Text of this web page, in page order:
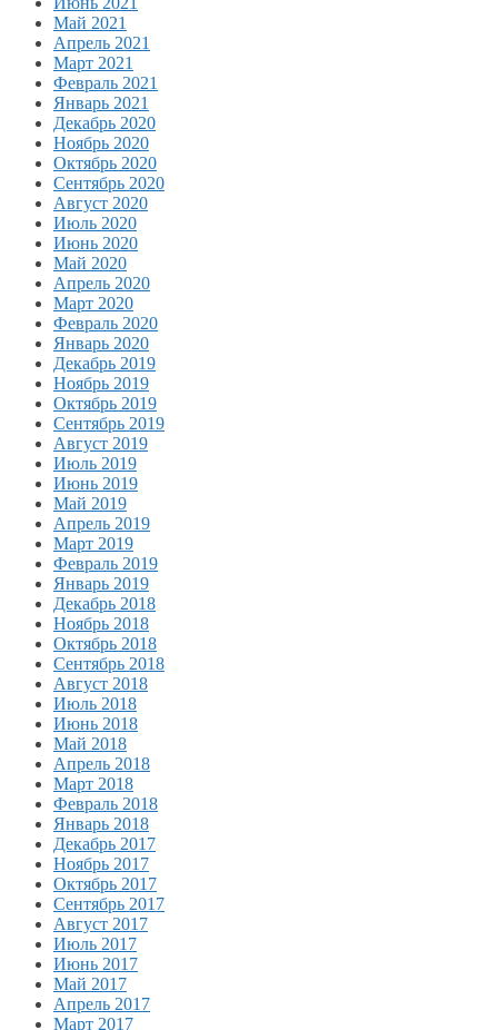
Май 2021
Апрель 2021
Март 2021
Февраль 2021
Январь 2021
Декабрь 2020
Ноябрь 2020
Октябрь 2020
Сентябрь 2020
Август 2020
Июль 2020
Июнь 2020
Май 2020
Апрель 2020
Март 2020
Февраль 2020
Январь 2020
Декабрь 2019
Ноябрь 2019
Октябрь 2019
Сентябрь 2019
Август 2019
Июль 2019
Июнь 2019
Май 2019
Апрель 2019
Март 2019
Февраль 2019
Январь 2019
Декабрь 2018
Ноябрь 2018
Октябрь 2018
Сентябрь 2018
Август 2018
Июль 2018
Июнь 2018
Май 2018
Апрель 2018
Март 2018
Февраль 2018
Январь 2018
Декабрь 2017
Ноябрь 2017
Октябрь 2017
Сентябрь 2017
Август 2017
Июль 2017
Июнь 2017
Май 2017
Апрель 2017
Март 2017